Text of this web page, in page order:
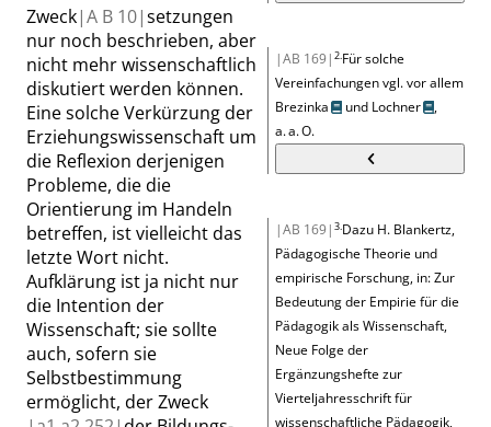
|AB 169| 2. Für solche
Vereinfachungen vgl. vor allem
Brezinka
und Lochner
,
a. a. O.
|AB 169| 3. Dazu H. Blankertz,
Pädagogische Theorie und
empirische Forschung, in: Zur
Bedeutung der Empirie für die
Pädagogik als Wissenschaft,
Neue Folge der
Ergänzungshefte zur
Vierteljahresschrift für
wissenschaftliche Pädagogik,
Zweck|A B 10|setzungen
nur noch beschrieben, aber
nicht mehr wissenschaftlich
diskutiert werden können.
Eine solche Verkürzung der
Erziehungswissenschaft um
die Reflexion derjenigen
Probleme, die die
Orientierung im Handeln
betreffen, ist vielleicht das
letzte Wort nicht.
Aufklärung ist ja nicht nur
die Intention der
Wissenschaft; sie sollte
auch, sofern sie
Selbstbestimmung
ermöglicht, der Zweck